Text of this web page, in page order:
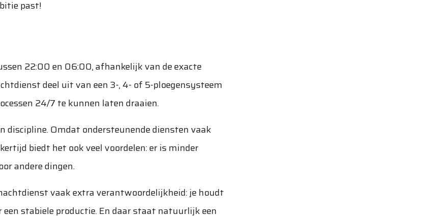
past!
22:00 en 06:00, afhankelijk van de exacte
deel uit van een 3-, 4- of 5-ploegensysteem
24/7 te kunnen laten draaien.
discipline. Omdat ondersteunende diensten vaak
biedt het ook veel voordelen: er is minder
andere dingen.
vaak extra verantwoordelijkheid: je houdt
stabiele productie. En daar staat natuurlijk een